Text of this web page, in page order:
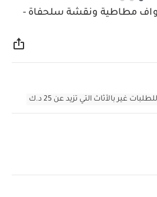
مطاطية ونقشة سلحفاة -
غير بالأثاث التي تزيد عن 25 د.ك